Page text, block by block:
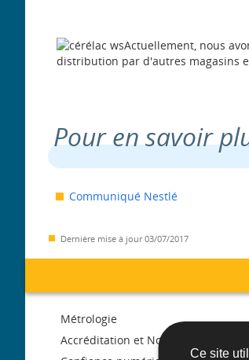
Ce site
Actuellement, nous
distribution par d'autres magasins
Pour en savoir
Communiqué Nestlé
Dernière mise à jour03/07/2017
Menu
de
Métrologie
Accréditation et Notification